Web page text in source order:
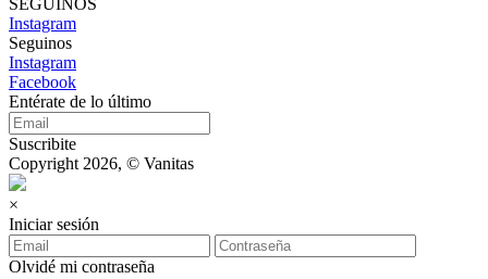
SEGUINOS
Instagram
Seguinos
Instagram
Facebook
Entérate de lo último
Suscribite
Copyright 2026, © Vanitas
×
Iniciar sesión
Olvidé mi contraseña